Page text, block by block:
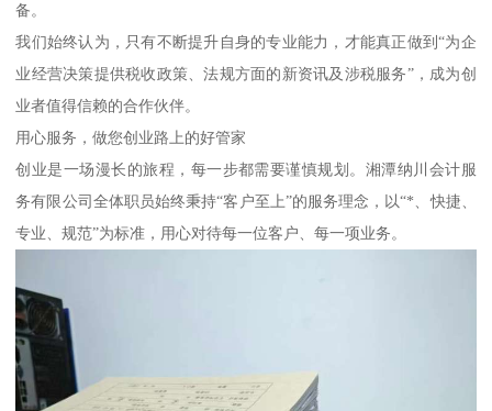
备。
我们始终认为，只有不断提升自身的专业能力，才能真正做到“为企
业经营决策提供税收政策、法规方面的新资讯及涉税服务”，成为创
业者值得信赖的合作伙伴。
用心服务，做您创业路上的好管家
创业是一场漫长的旅程，每一步都需要谨慎规划。湘潭纳川会计服
务有限公司全体职员始终秉持“客户至上”的服务理念，以“*、快捷、
专业、规范”为标准，用心对待每一位客户、每一项业务。